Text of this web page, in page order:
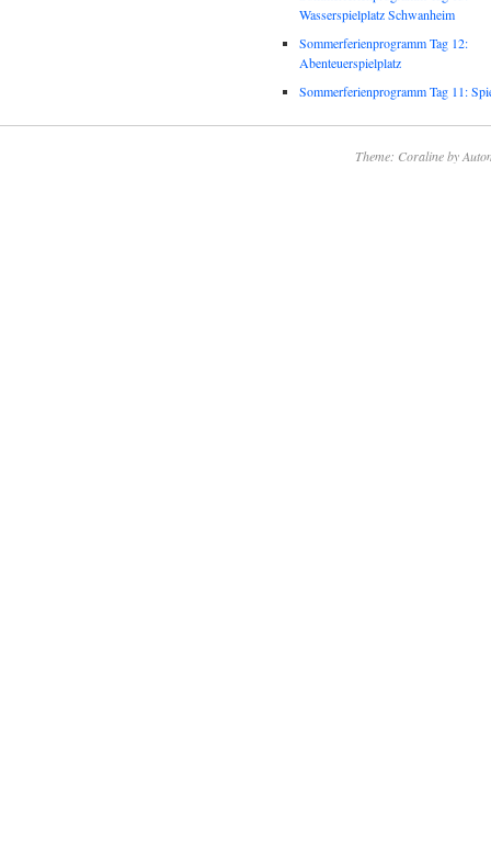
Wasserspielplatz Schwanheim
Sommerferienprogramm Tag 12:
Abenteuerspielplatz
Sommerferienprogramm Tag 11:
Theme: Coraline by